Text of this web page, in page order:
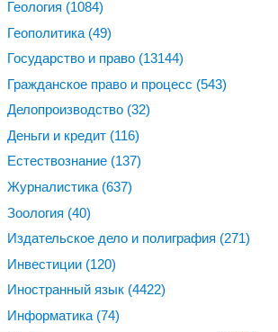
Геология (1084)
Геополитика (49)
Государство и право (13144)
Гражданское право и процесс (543)
Делопроизводство (32)
Деньги и кредит (116)
Естествознание (137)
Журналистика (637)
Зоология (40)
Издательское дело и полиграфия (271)
Инвестиции (120)
Иностранный язык (4422)
Информатика (74)